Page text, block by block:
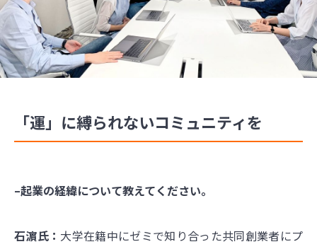
「運」に縛られないコミュニティを
–起業の経緯について教えてください。
石濵氏： 大学在籍中にゼミで知り合った共同創業者にプ